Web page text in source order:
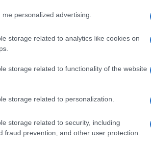
personalized advertising.
storage related to analytics like cookies on
storage related to functionality of the website
storage related to personalization.
storage related to security, including
fraud prevention, and other user protection.